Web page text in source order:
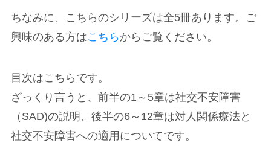
ちなみに、こちらのシリーズは全5冊あります。ご
興味のある方はこちらからご覧ください。
目次はこちらです。
ざっくり言うと、前半の1～5章は社交不安障害
（SAD)の説明、後半の6～12章は対人関係療法と
社交不安障害への適用についてです。